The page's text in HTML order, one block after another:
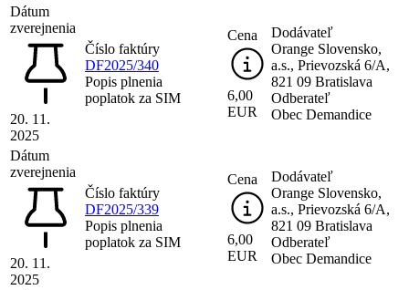
Dátum
zverejnenia
20. 11.
2025
Číslo faktúry
DF2025/340
Popis plnenia
poplatok za SIM
Cena
6,00
EUR
Dodávateľ
Orange Slovensko,
a.s., Prievozská 6/A,
821 09 Bratislava
Odberateľ
Obec Demandice
Dátum
zverejnenia
20. 11.
2025
Číslo faktúry
DF2025/339
Popis plnenia
poplatok za SIM
Cena
6,00
EUR
Dodávateľ
Orange Slovensko,
a.s., Prievozská 6/A,
821 09 Bratislava
Odberateľ
Obec Demandice